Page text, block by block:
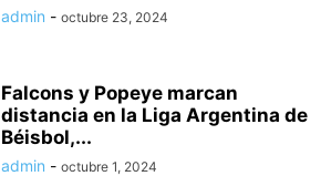
admin - octubre 23, 2024
Falcons y Popeye marcan
distancia en la Liga Argentina de
Béisbol,...
admin - octubre 1, 2024